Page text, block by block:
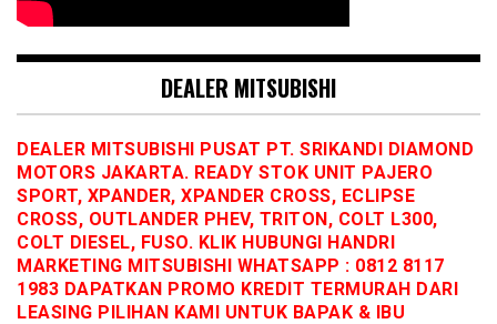
DEALER MITSUBISHI
DEALER MITSUBISHI PUSAT PT. SRIKANDI DIAMOND
MOTORS JAKARTA. READY STOK UNIT PAJERO
SPORT, XPANDER, XPANDER CROSS, ECLIPSE
CROSS, OUTLANDER PHEV, TRITON, COLT L300,
COLT DIESEL, FUSO. KLIK HUBUNGI HANDRI
MARKETING MITSUBISHI WHATSAPP : 0812 8117
1983 DAPATKAN PROMO KREDIT TERMURAH DARI
LEASING PILIHAN KAMI UNTUK BAPAK & IBU